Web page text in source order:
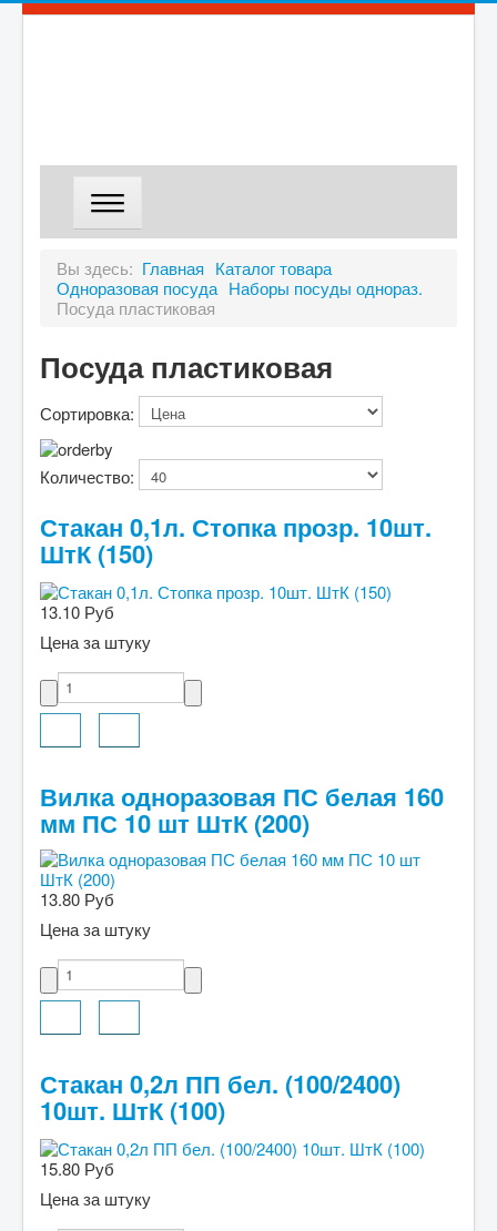
МАГАЗИН
О КОМПАНИИ
КОНТАКТЫ
Вы здесь: Главная Каталог товара
Одноразовая посуда Наборы посуды однораз.
Посуда пластиковая
Посуда пластиковая
Сортировка:
Количество:
Стакан 0,1л. Стопка прозр. 10шт.
ШтК (150)
13.10 Руб
Цена за штуку
Вилка одноразовая ПС белая 160
мм ПС 10 шт ШтК (200)
13.80 Руб
Цена за штуку
Стакан 0,2л ПП бел. (100/2400)
10шт. ШтК (100)
15.80 Руб
Цена за штуку